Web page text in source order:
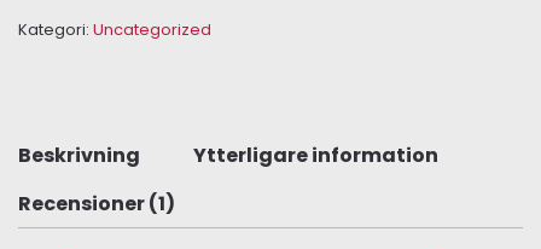
Kategori: Uncategorized
Beskrivning
Ytterligare information
Recensioner (1)